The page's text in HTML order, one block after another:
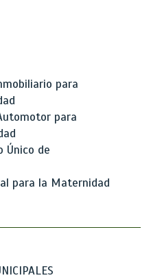
para
para
Único de
para la Maternidad